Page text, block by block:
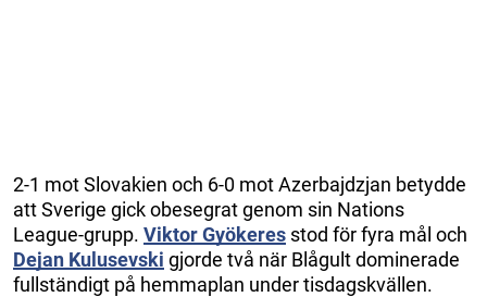
2-1 mot Slovakien och 6-0 mot Azerbajdzjan betydde
att Sverige gick obesegrat genom sin Nations
League-grupp. Viktor Gyökeres stod för fyra mål och
Dejan Kulusevski gjorde två när Blågult dominerade
fullständigt på hemmaplan under tisdagskvällen.